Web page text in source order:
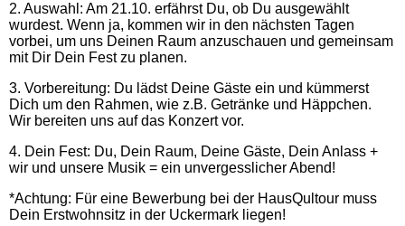
2. Auswahl: Am 21.10. erfährst Du, ob Du ausgewählt
wurdest. Wenn ja, kommen wir in den nächsten Tagen
vorbei, um uns Deinen Raum anzuschauen und gemeinsam
mit Dir Dein Fest zu planen.
3. Vorbereitung: Du lädst Deine Gäste ein und kümmerst
Dich um den Rahmen, wie z.B. Getränke und Häppchen.
Wir bereiten uns auf das Konzert vor.
4. Dein Fest: Du, Dein Raum, Deine Gäste, Dein Anlass +
wir und unsere Musik = ein unvergesslicher Abend!
*Achtung: Für eine Bewerbung bei der HausQultour muss
Dein Erstwohnsitz in der Uckermark liegen!